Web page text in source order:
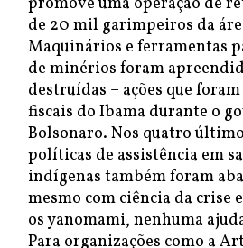
de 20 mil garimpeiros da
Maquinários e ferramentas
de minérios foram
destruídas – ações que
fiscais do Ibama durante o
Bolsonaro. Nos quatro
políticas de assistência em
indígenas também foram
mesmo com ciência da crise
os yanomami, nenhuma
Para organizações como a